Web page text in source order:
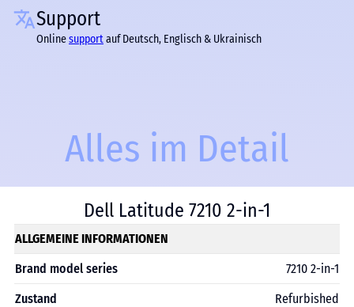
Support
Onlinesupportauf Deutsch, Englisch & Ukrainisch
Alles im Detail
Dell Latitude 7210 2-in-1
ALLGEMEINE INFORMATIONEN
Brand model series
7210 2-in-1
Zustand
Refurbished